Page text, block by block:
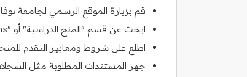
قم بزيارة الموقع الرسمي لجامعة
ابحث عن قسم "المنح الدراسية" أو "Admissions".
اطلع على شروط ومعايير التقدم
جهز المستندات المطلوبة مثل